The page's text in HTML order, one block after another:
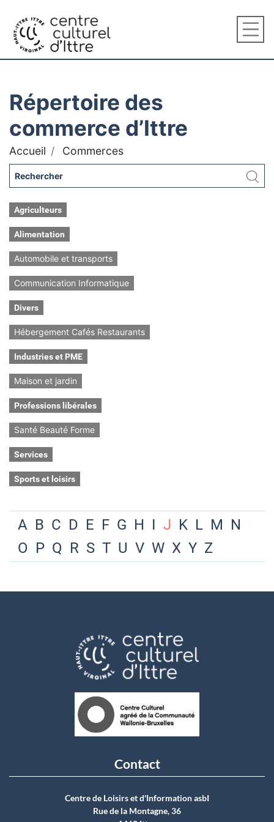
Répertoire des
commerce d’Ittre
Accueil Commerces
Agriculteurs
Alimentation
Automobile et transports
Communication Informatique
Divers
Hébergement Cafés Restaurants
Industries et PME
Maison et jardin
Professions libérales
Santé Beauté Forme
Services
Sports et loisirs
A B C D E F G H I J K L M N
O P Q R S T U V W X Y Z
Contact
Centre de Loisirs et d'Information asbI
Rue de la Montagne, 36